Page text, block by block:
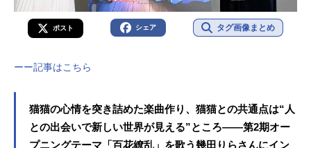
ポスト シェア タグ画像まとめ
ーー記事はこちら
猫猫の心情を突き詰めた楽曲作り、猫猫との共通点は“人
との出会いで新しい世界が見える”ところ――第2期オー
プニングテーマ「百花繚乱」を歌う幾田りらさんにイン